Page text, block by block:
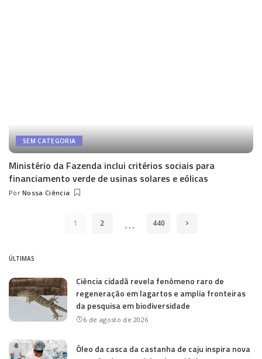
SEM CATEGORIA
Ministério da Fazenda inclui critérios sociais para
financiamento verde de usinas solares e eólicas
Posted
Por Nossa Ciência
1 2 … 440
ÚLTIMAS
Ciência cidadã revela fenômeno raro de
regeneração em lagartos e amplia fronteiras
da pesquisa em biodiversidade
6 de agosto de 2026
Óleo da casca da castanha de caju inspira nova